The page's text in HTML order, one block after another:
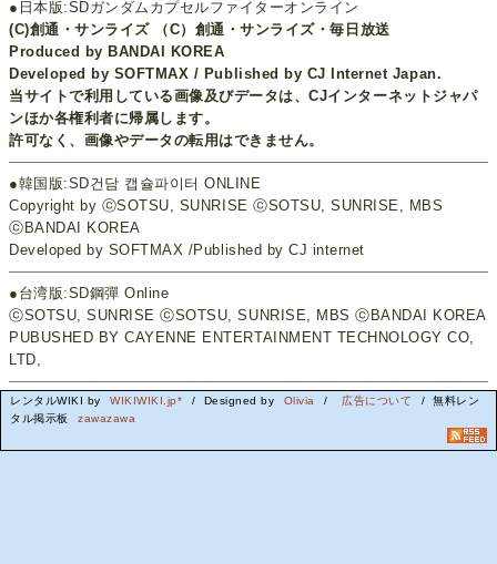
●日本版:SDガンダムカプセルファイターオンライン
(C)創通・サンライズ （C）創通・サンライズ・毎日放送
Produced by BANDAI KOREA
Developed by SOFTMAX / Published by CJ Internet Japan.
当サイトで利用している画像及びデータは、CJインターネットジャパ
ンほか各権利者に帰属します。
許可なく、画像やデータの転用はできません。
●韓国版:SD건담 캡슐파이터 ONLINE
Copyright by ⓒSOTSU, SUNRISE ⓒSOTSU, SUNRISE, MBS
ⓒBANDAI KOREA
Developed by SOFTMAX /Published by CJ internet
●台湾版:SD鋼彈 Online
ⓒSOTSU, SUNRISE ⓒSOTSU, SUNRISE, MBS ⓒBANDAI KOREA
PUBUSHED BY CAYENNE ENTERTAINMENT TECHNOLOGY CO,
LTD,
レンタルWIKI by WIKIWIKI.jp* / Designed by Olivia / 広告について
/ 無料レン
タル掲示板
zawazawa